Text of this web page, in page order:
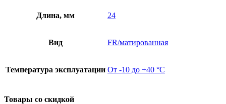
Длина, мм 24
Вид FR/матированная
Температура эксплуатации От -10 до +40 °С
Товары со скидкой